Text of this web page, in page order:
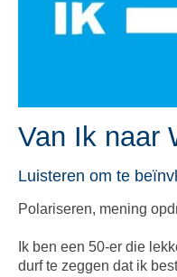
Van Ik naar
Luisteren om te
Polariseren, mening
Ik ben een 50-er die
durf te zeggen dat ik